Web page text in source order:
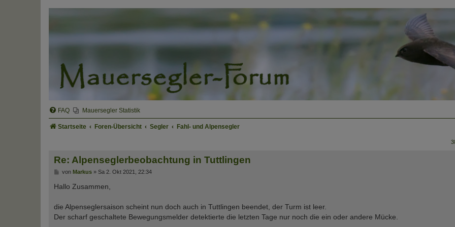
FAQ Mauersegler Statistik
Startseite Foren-Übersicht Segler Fahl- und Alpensegler
Re: Alpenseglerbeobachtung in Tuttlingen
B
i
t
g
von Markus» Sa 2. Okt 2021, 22:34
Hallo Zusammen,
die Alpenseglersaison scheint nun doch auch in Tuttlingen beendet, der Turm ist leer.
Der scharf geschaltete Bewegungsmelder detektierte die letzten Tage nur noch die ein oder andere Mücke.